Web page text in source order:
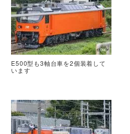
E500型も3軸台車を2個装着して
います